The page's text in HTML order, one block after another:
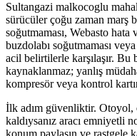
Sultangazi malkocoglu
sürücüler çoğu zaman marş
soğutmaması, Webasto hata
buzdolabı soğutmaması
acil belirtilerle karşılaşır. Bu
kaynaklanmaz; yanlış
kompresör veya kontrol
İlk adım güvenliktir. Otoyol,
kaldıysanız aracı emniyetli